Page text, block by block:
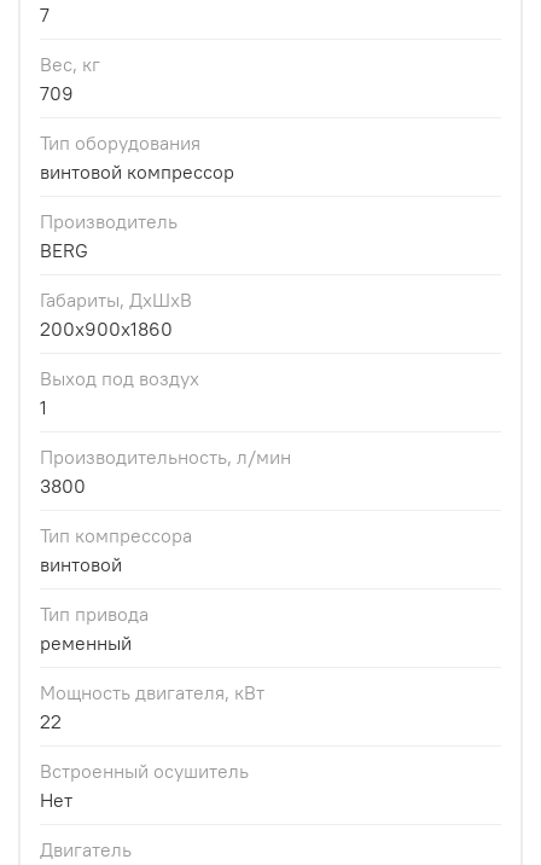
7
Вес, кг
709
Тип оборудования
винтовой компрессор
Производитель
BERG
Габариты, ДхШхВ
200x900x1860
Выход под воздух
1
Производительность, л/мин
3800
Тип компрессора
винтовой
Тип привода
ременный
Мощность двигателя, кВт
22
Встроенный осушитель
Нет
Двигатель